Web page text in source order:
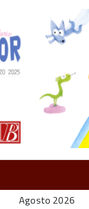
Agosto 2026